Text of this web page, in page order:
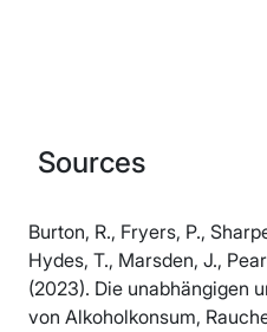
Sources
Burton, R., Fryers, P.,
Hydes, T., Marsden, J.,
(2023). Die unabhängigen
von Alkoholkonsum,